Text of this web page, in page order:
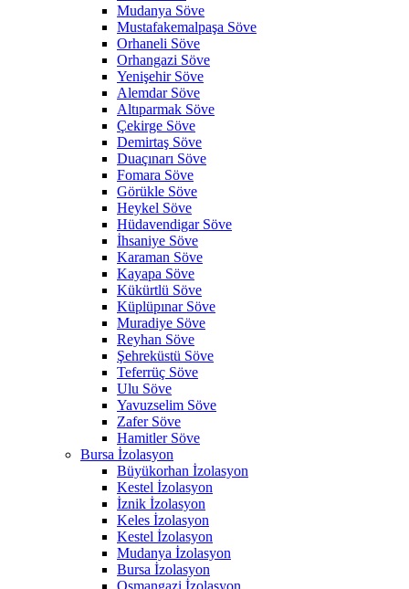
Mudanya Söve
Mustafakemalpaşa Söve
Orhaneli Söve
Orhangazi Söve
Yenişehir Söve
Alemdar Söve
Altıparmak Söve
Çekirge Söve
Demirtaş Söve
Duaçınarı Söve
Fomara Söve
Görükle Söve
Heykel Söve
Hüdavendigar Söve
İhsaniye Söve
Karaman Söve
Kayapa Söve
Kükürtlü Söve
Küplüpınar Söve
Muradiye Söve
Reyhan Söve
Şehreküstü Söve
Teferrüç Söve
Ulu Söve
Yavuzselim Söve
Zafer Söve
Hamitler Söve
Bursa İzolasyon
Büyükorhan İzolasyon
Kestel İzolasyon
İznik İzolasyon
Keles İzolasyon
Kestel İzolasyon
Mudanya İzolasyon
Bursa İzolasyon